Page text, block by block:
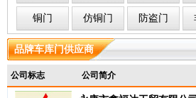
铜门 仿铜门 防盗门
品牌车库门供应商
公司标志 公司简介